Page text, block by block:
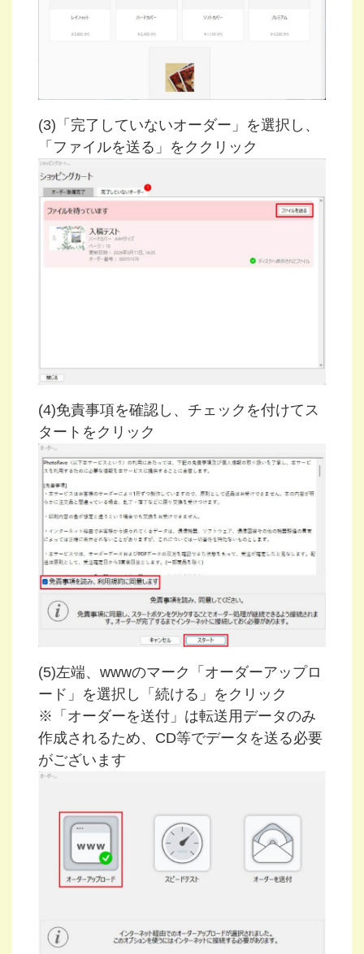
(3)「完了していないオーダー」を選択し、
「ファイルを送る」をククリック
(4)免責事項を確認し、チェックを付けてス
タートをクリック
(5)左端、wwwのマーク「オーダーアップロ
ード」を選択し「続ける」をクリック
※「オーダーを送付」は転送用データのみ
作成されるため、CD等でデータを送る必要
がございます